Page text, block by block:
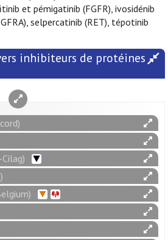
et pémigatinib (FGFR), ivosidénib
selpercatinib (RET), tépotinib
inhibiteurs de protéines
Cilag)